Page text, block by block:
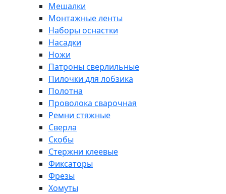
Мешалки
Монтажные ленты
Наборы оснастки
Насадки
Ножи
Патроны сверлильные
Пилочки для лобзика
Полотна
Проволока сварочная
Ремни стяжные
Сверла
Скобы
Стержни клеевые
Фиксаторы
Фрезы
Хомуты